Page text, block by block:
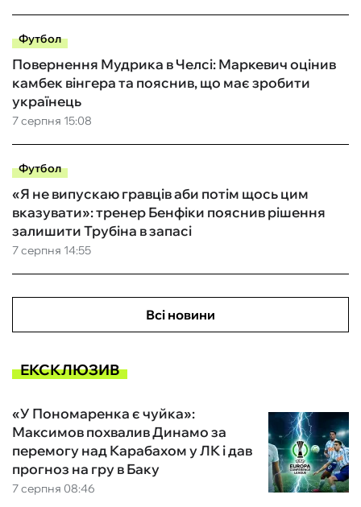
Футбол
7 серпня 15:08
Повернення Мудрика в Челсі: Маркевич оцінив
камбек вінгера та пояснив, що має зробити
українець
Футбол
7 серпня 14:55
«Я не випускаю гравців аби потім щось цим
вказувати»: тренер Бенфіки пояснив рішення
залишити Трубіна в запасі
Всі новини
ЕКСКЛЮЗИВ
7 серпня 08:46
«У Пономаренка є чуйка»:
Максимов похвалив Динамо за
перемогу над Карабахом у ЛК і дав
прогноз на гру в Баку